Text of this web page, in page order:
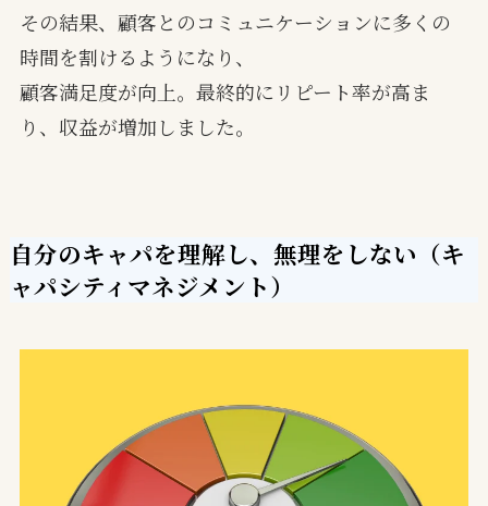
その結果、顧客とのコミュニケーションに多くの
時間を割けるようになり、
顧客満足度が向上。最終的にリピート率が高ま
り、収益が増加しました。
自分のキャパを理解し、無理をしない（キ
ャパシティマネジメント）